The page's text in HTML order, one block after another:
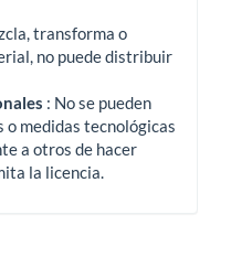
transforma o
no puede distribuir
: No se pueden
medidas tecnológicas
a otros de hacer
la licencia.